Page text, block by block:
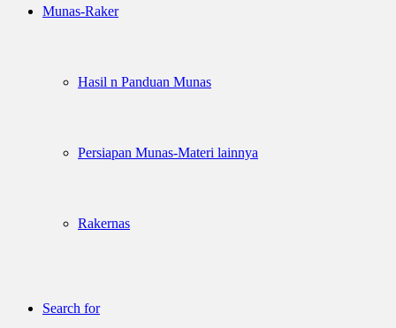
Munas-Raker
Hasil n Panduan Munas
Persiapan Munas-Materi lainnya
Rakernas
Search for